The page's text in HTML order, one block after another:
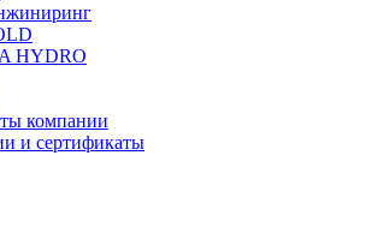
HYDRO
компании
и сертификаты